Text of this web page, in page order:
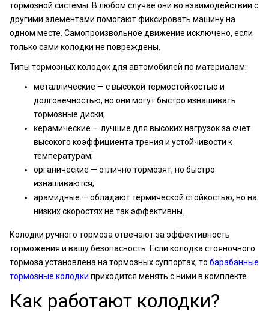
тормозной системы. В любом случае они во взаимодействии с
другими элементами помогают фиксировать машину на
одном месте. Самопроизвольное движение исключено, если
только сами колодки не повреждены.
Типы тормозных колодок для автомобилей по материалам:
металлические — с высокой термостойкостью и
долговечностью, но они могут быстро изнашивать
тормозные диски;
керамические — лучшие для высоких нагрузок за счет
высокого коэффициента трения и устойчивости к
температурам;
органические — отлично тормозят, но быстро
изнашиваются;
арамидные — обладают термической стойкостью, но на
низких скоростях не так эффективны.
Колодки ручного тормоза отвечают за эффективность
торможения и вашу безопасность. Если колодка стояночного
тормоза установлена на тормозных суппортах, то барабанные
тормозные колодки приходится менять с ними в комплекте.
Как работают колодки?